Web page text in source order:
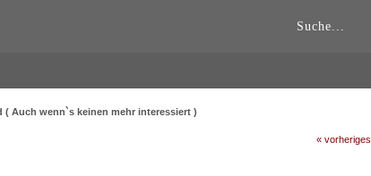
( Auch wenn`s keinen mehr interessiert )
« vorheriges